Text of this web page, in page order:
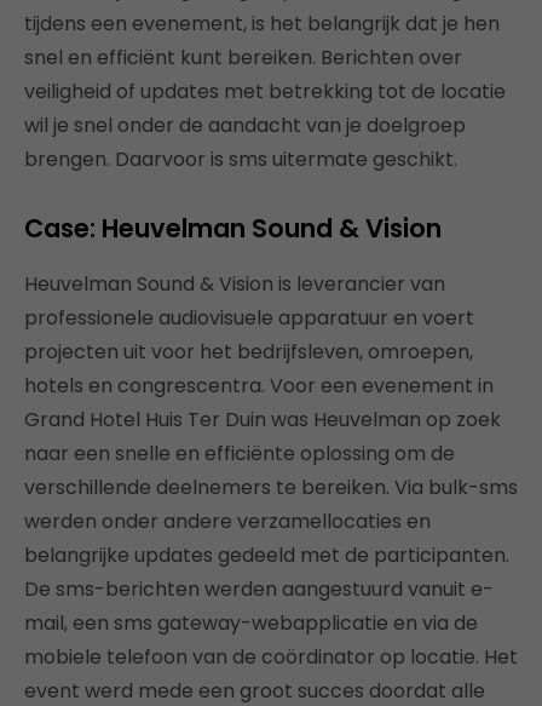
tijdens een evenement, is het belangrijk dat je hen
snel en efficiënt kunt bereiken. Berichten over
veiligheid of updates met betrekking tot de locatie
wil je snel onder de aandacht van je doelgroep
brengen. Daarvoor is sms uitermate geschikt.
Case: Heuvelman Sound & Vision
Heuvelman Sound & Vision is leverancier van
professionele audiovisuele apparatuur en voert
projecten uit voor het bedrijfsleven, omroepen,
hotels en congrescentra. Voor een evenement in
Grand Hotel Huis Ter Duin was Heuvelman op zoek
naar een snelle en efficiënte oplossing om de
verschillende deelnemers te bereiken. Via bulk-sms
werden onder andere verzamellocaties en
belangrijke updates gedeeld met de participanten.
De sms-berichten werden aangestuurd vanuit e-
mail, een sms gateway-webapplicatie en via de
mobiele telefoon van de coördinator op locatie. Het
event werd mede een groot succes doordat alle